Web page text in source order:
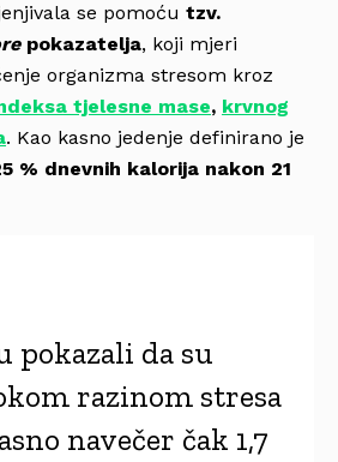
se pomoću tzv.
pokazatelja, koji mjeri
organizma stresom kroz
tjelesne mase, krvnog
. Kao kasno jedenje definirano je
% dnevnih kalorija nakon 21
pokazali da su
razinom stresa
navečer čak 1,7